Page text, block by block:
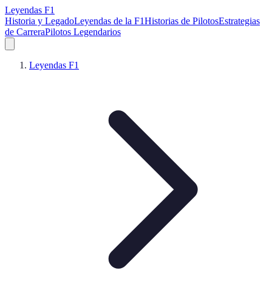
Leyendas F1
Historia y LegadoLeyendas de la F1Historias de PilotosEstrategias
de CarreraPilotos Legendarios
Leyendas F1